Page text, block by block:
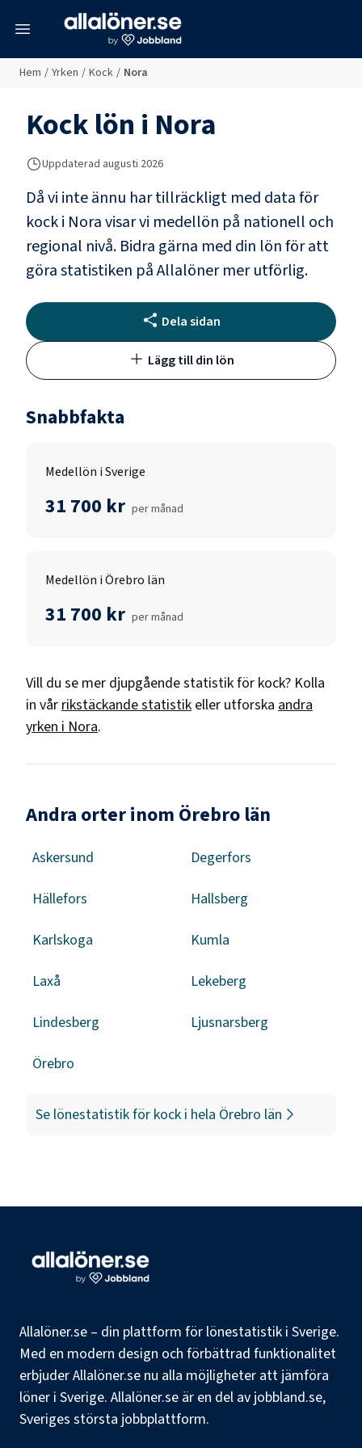
Hem / Yrken / Kock / Nora
Kocklön i Nora
Uppdaterad augusti 2026
Då vi inte ännu har tillräckligt med data för
kocki Noravisar vi medellön på nationell och
regional nivå. Bidra gärna med din lön för att
göra statistiken på Allalöner mer utförlig.
Dela sidan
Lägg till din lön
Snabbfakta
Medellön i Sverige
31 700 kr per månad
Medellön i Örebro län
31 700 kr per månad
Vill du se mer djupgående statistik för kock? Kolla
in vår rikstäckande statistik eller utforska andra
yrken i Nora.
Andra orter inom Örebro län
Askersund Degerfors
Hällefors Hallsberg
Karlskoga Kumla
Laxå Lekeberg
Lindesberg Ljusnarsberg
Örebro
Se lönestatistik för kock i hela Örebro län
Allalöner.se – din plattform för lönestatistik i Sverige.
Med en modern design och förbättrad funktionalitet
erbjuder Allalöner.se nu alla möjligheter att jämföra
löner i Sverige. Allalöner.se är en del av jobbland.se,
Sveriges största jobbplattform.